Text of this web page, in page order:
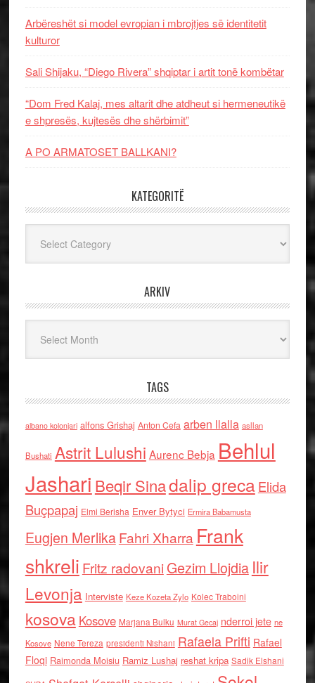
Arbëreshët si model evropian i mbrojtjes së identitetit
kulturor
Sali Shijaku, “Diego Rivera” shqiptar i artit tonë kombëtar
“Dom Fred Kalaj, mes altarit dhe atdheut si hermeneutikë
e shpresës, kujtesës dhe shërbimit”
A PO ARMATOSET BALLKANI?
KATEGORITË
ARKIV
TAGS
albano kolonjari alfons Grishaj Anton Cefa arben llalla asllan
Bushati Astrit Lulushi Aurenc Bebja Behlul
Jashari Beqir Sinadalip grecaElida
Buçpapaj Elmi Berisha Enver Bytyci Ermira Babamusta
Eugjen MerlikaFahri Xharra Frank
shkreli Fritz radovaniGezim Llojdia Ilir
Levonja Interviste Keze Kozeta Zylo Kolec Traboini
kosova Kosove Marjana Bulku Murat Gecaj nderroi jete ne
Kosove Nene Tereza presidenti Nishani Rafaela Prifti Rafael
Floqi Raimonda Moisiu Ramiz Lushaj reshat kripa Sadik Elshani